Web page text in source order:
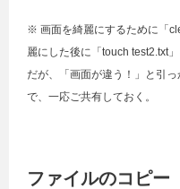
※ 画面を綺麗にするために「
麗にした後に「touch test2.txt
だが、「画面が違う！」と引
で、一応ご共有しておく。
ファイルのコピー